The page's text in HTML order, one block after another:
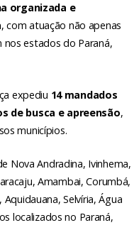
organizada e
, com atuação não apenas
estados do Paraná,
expediu 14 mandados
de busca e apreensão,
municípios.
Nova Andradina, Ivinhema,
Amambai, Corumbá,
Selvíria, Água
localizados no Paraná,